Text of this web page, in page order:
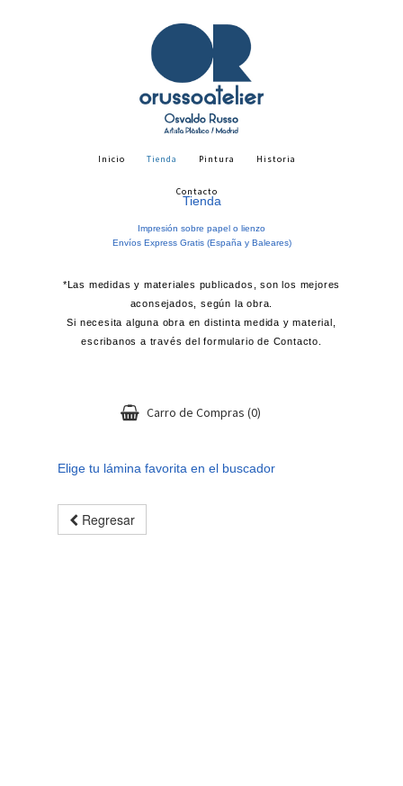
Inicio Tienda Pintura Historia
Contacto
Impresión sobre papel o lienzo
Envíos Express Gratis (España y Baleares)
Regresar
*Las medidas y materiales publicados, son los mejores
aconsejados, según la obra.
Si necesita alguna obra en distinta medida y material,
escribanos a través del formulario de Contacto.
Elige tu lámina favorita en el buscador
Tienda
Carro de Compras (0)